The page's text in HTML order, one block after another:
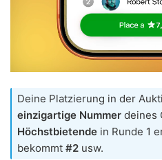
Deine Platzierung in der
einzigartige Nummer deines
Höchstbietende in Runde 1
bekommt #2 usw.